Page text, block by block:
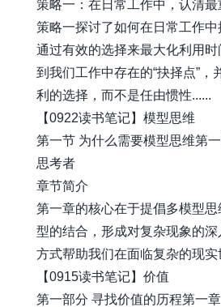
策略一：在日常工作中，认清最
策略一探讨了如何在日常工作中
通过有效的选择来最大化利用
到我们工作中存在的“抉择点”，
利的选择，而不是任由惯性......
【0922读书笔记】模型思维
第一节 为什么需要模型思维第
思考者
章节简介
第一章的核心在于提倡多模型
型的结合，形成对复杂现象的
方式帮助我们在面临复杂的现实
【0915读书笔记】价值
第一部分 寻找价值的历程第一